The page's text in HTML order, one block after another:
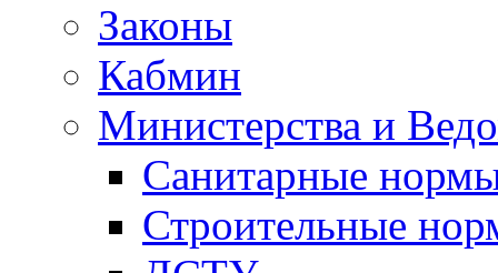
Законы
Кабмин
Министерства и
Санитарные
Строительные